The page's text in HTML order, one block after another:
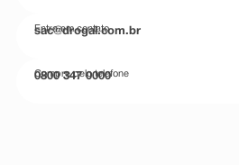
Entre em contato
sac@drogal.com.br
Compre pelo telefone
0800 347 0000